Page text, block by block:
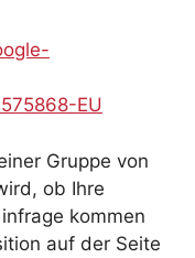
EU
Gruppe von
ob Ihre
kommen
auf der Seite